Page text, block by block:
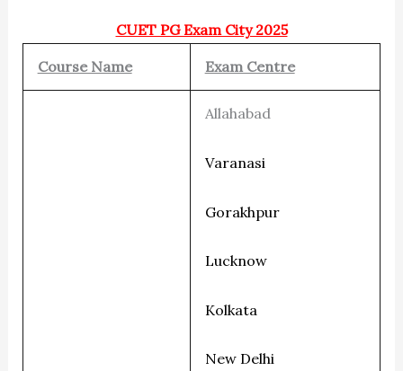
CUET PG Exam City 2025
Course Name Exam Centre
Allahabad
Varanasi
Gorakhpur
Lucknow
Kolkata
New Delhi